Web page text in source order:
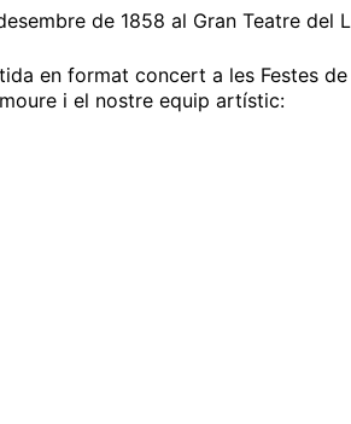
de 1858 al Gran Teatre
en format concert a les Festes
i el nostre equip artístic: